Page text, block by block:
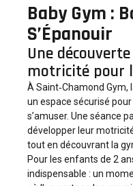
Baby Gym :
S’Épanouir
Une
motricité pour
À Saint‑Chamond
un espace sécurisé
s’amuser. Une séance
développer leur
tout en découvrant la
Pour les enfants de 2
indispensable : un